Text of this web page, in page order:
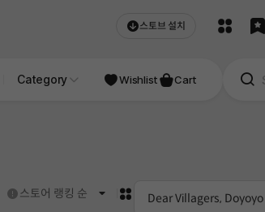
스토브 설치
STOVE INDIE Studio
Category Wishlist Cart
도움말
스토어 랭킹 순 카드형